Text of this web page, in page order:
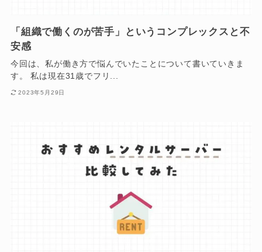
「組織で働くのが苦手」というコンプレックスと不
安感
今回は、私が働き方で悩んでいたことについて書いていきま
す。 私は現在31歳でフリ...
2023年5月29日